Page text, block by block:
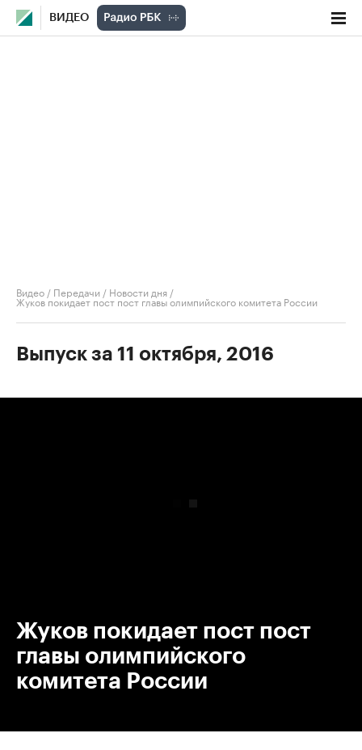
ВИДЕО
Видео / Передачи / Новости дня /
Жуков покидает пост пост главы олимпийского комитета России
Выпуск за 11 октября, 2016
Жуков покидает пост пост
главы олимпийского
комитета России